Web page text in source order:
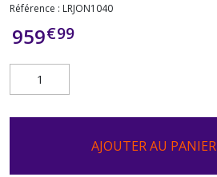
Référence : LRJON1040
959€99
AJOUTER AU PANIER